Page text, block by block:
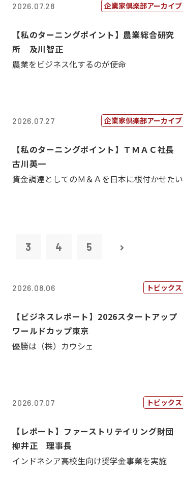
2026.07.28 企業家倶楽部アーカイブ
【私のターニングポイント】農業総合研究
所 及川智正
農業をビジネス化するのが使命
2026.07.27 企業家倶楽部アーカイブ
【私のターニングポイント】ＴＭＡＣ社長
古川英一
資金調達としてのＭ＆Ａを日本に根付かせたい
3 4 5
2026.08.06 トピックス
【ビジネスレポート】2026スタートアップ
ワールドカップ東京
優勝は（株）カウシェ
2026.07.07 トピックス
【レポート】ファーストリテイリング財団
柳井正 理事長
インドネシア高校生向け奨学金事業を実施